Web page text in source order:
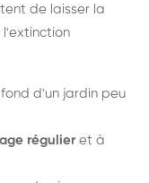
de laisser la
l'extinction
d'un jardin peu
régulier et à